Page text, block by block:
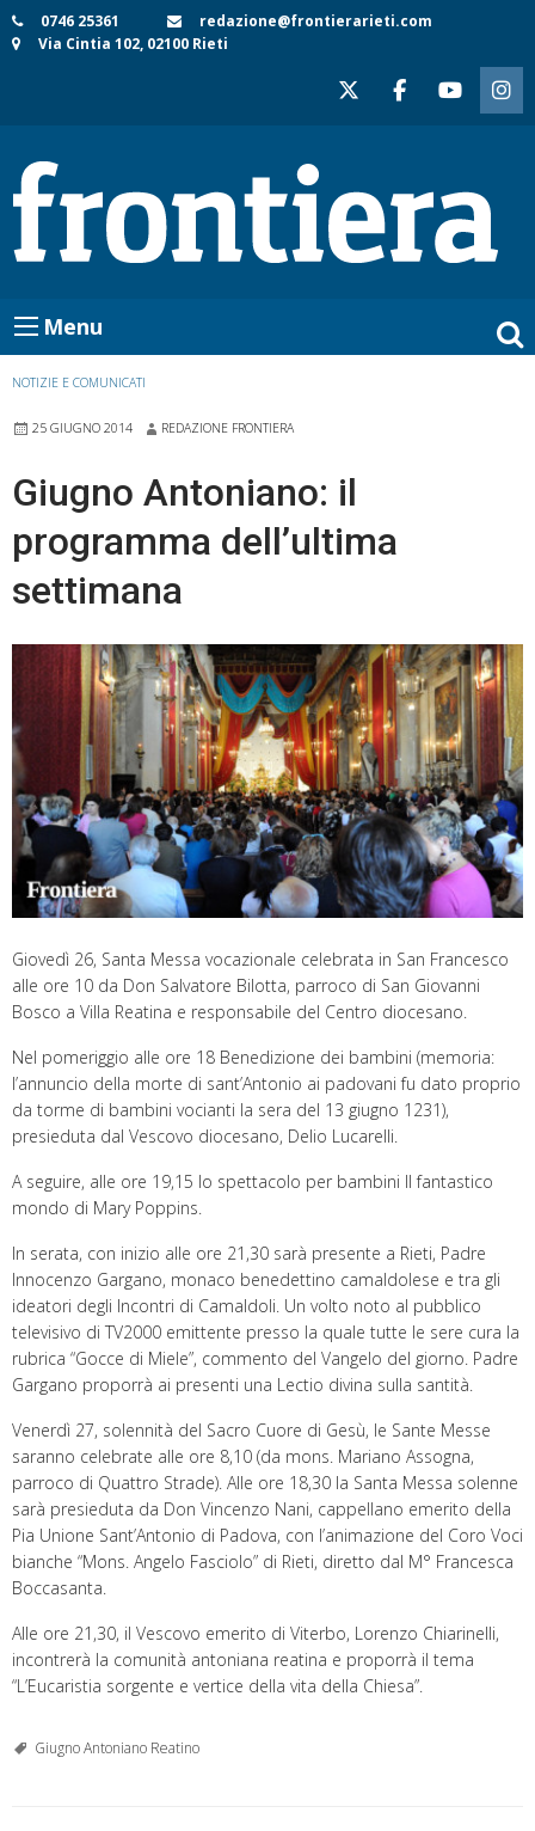
Skip
to
0746 25361
redazione@frontierarieti.com
Via Cintia 102, 02100 Rieti
Menu
NOTIZIE E COMUNICATI
25 GIUGNO 2014 REDAZIONE FRONTIERA
Giugno Antoniano: il
programma dell’ultima
settimana
Giovedì 26, Santa Messa vocazionale celebrata in San Francesco
alle ore 10 da Don Salvatore Bilotta, parroco di San Giovanni
Bosco a Villa Reatina e responsabile del Centro diocesano.
Nel pomeriggio alle ore 18 Benedizione dei bambini (memoria:
l’annuncio della morte di sant’Antonio ai padovani fu dato proprio
da torme di bambini vocianti la sera del 13 giugno 1231),
presieduta dal Vescovo diocesano, Delio Lucarelli.
A seguire, alle ore 19,15 lo spettacolo per bambini Il fantastico
mondo di Mary Poppins.
In serata, con inizio alle ore 21,30 sarà presente a Rieti, Padre
Innocenzo Gargano, monaco benedettino camaldolese e tra gli
ideatori degli Incontri di Camaldoli. Un volto noto al pubblico
televisivo di TV2000 emittente presso la quale tutte le sere cura la
rubrica “Gocce di Miele”, commento del Vangelo del giorno. Padre
Gargano proporrà ai presenti una Lectio divina sulla santità.
Venerdì 27, solennità del Sacro Cuore di Gesù, le Sante Messe
saranno celebrate alle ore 8,10 (da mons. Mariano Assogna,
parroco di Quattro Strade). Alle ore 18,30 la Santa Messa solenne
sarà presieduta da Don Vincenzo Nani, cappellano emerito della
Pia Unione Sant’Antonio di Padova, con l’animazione del Coro Voci
bianche “Mons. Angelo Fasciolo” di Rieti, diretto dal M° Francesca
Boccasanta.
Alle ore 21,30, il Vescovo emerito di Viterbo, Lorenzo Chiarinelli,
incontrerà la comunità antoniana reatina e proporrà il tema
“L’Eucaristia sorgente e vertice della vita della Chiesa”.
Giugno Antoniano Reatino